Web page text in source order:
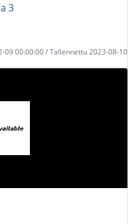
3
09 00:00:00 / Tallennettu 2023-08-10